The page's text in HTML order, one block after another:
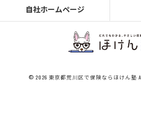
自社ホームページ
© 2026 東京都荒川区で保険ならほけん塾 ALL